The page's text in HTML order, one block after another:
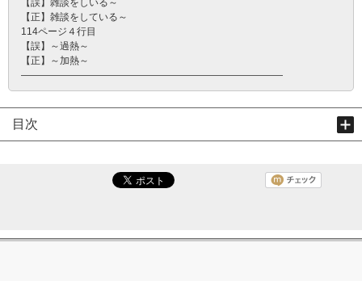
【誤】雑談をしいる～
【正】雑談をしている～
114ページ４行目
【誤】～過熱～
【正】～加熱～
―――――――――――――――――――――――――――
目次